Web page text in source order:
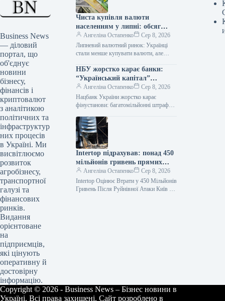
Business News
— діловий
портал, що
об'єднує
новини
бізнесу,
фінансів і
криптовалют
з аналітикою
політичних та
інфраструктур
них процесів
в Україні. Ми
висвітлюємо
розвиток
агробізнесу,
транспортної
галузі та
фінансових
ринків.
Видання
орієнтоване
на
підприємців,
які цінують
оперативну й
достовірну
інформацію.
Чиста купівля валюти
населенням у липні: обсяг
скоротився до $0,5 млрд
Ангеліна Остапенко
Сер 8, 2026
Липневий валютний ринок: Українці
стали менше купувати валюти, але
ще помітна У липні 2026…
НБУ жорстко карає банки:
“Український капітал”
сплатить 42,5 млн грн,
Райффайзен Банк – 16,1 млн
грн
Ангеліна Остапенко
Сер 8, 2026
Нацбанк України жорстко карає
фінустанови: багатомільйонні штрафи
hero-img"
src="https://media.interfax.com.ua/media/t
humbs/2026/01/cnekb/keaOw9pOGqsZ.j
pg" alt="НБУ
Intertop підрахував: понад 450
мільйонів гривень прямих
збитків від знищення складу
Ангеліна Остапенко
Сер 8, 2026
Intertop Оцінює Втрати у 450 Мільйонів
Гривень Після Руйнівної Атаки Київ –
Copyright © 2026 - Business News – Бізнес новини в
Україні. Всі права захищені. Сайт розроблено в